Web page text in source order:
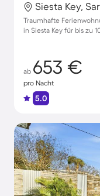
Siesta Key,
Traumhafte
in Siesta Key für bis zu
ab 653 €
pro Nacht
5.0